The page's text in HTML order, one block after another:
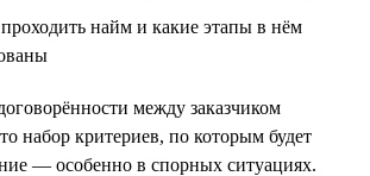
проходить найм и какие этапы в нём
между заказчиком
набор критериев, по которым будет
— особенно в спорных ситуациях.